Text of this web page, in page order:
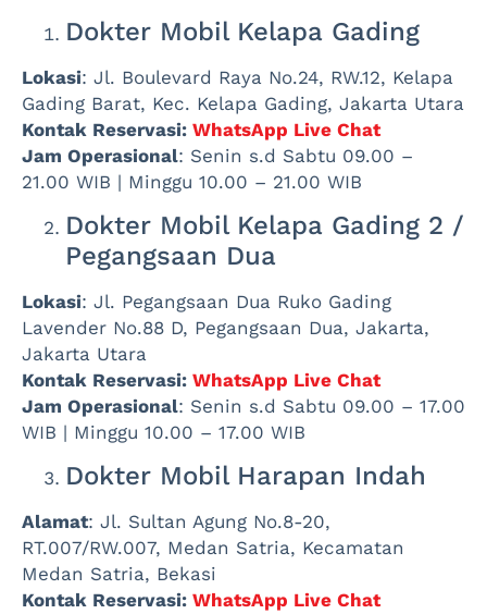
Dokter Mobil Kelapa Gading
Lokasi: Jl. Boulevard Raya No.24, RW.12, Kelapa
Gading Barat, Kec. Kelapa Gading, Jakarta Utara
Kontak Reservasi: WhatsApp Live Chat
Jam Operasional: Senin s.d Sabtu 09.00 –
21.00 WIB | Minggu 10.00 – 21.00 WIB
Dokter Mobil Kelapa Gading 2 /
Pegangsaan Dua
Lokasi: Jl. Pegangsaan Dua Ruko Gading
Lavender No.88 D, Pegangsaan Dua, Jakarta,
Jakarta Utara
Kontak Reservasi: WhatsApp Live Chat
Jam Operasional: Senin s.d Sabtu 09.00 – 17.00
WIB | Minggu 10.00 – 17.00 WIB
Dokter Mobil Harapan Indah
Alamat: Jl. Sultan Agung No.8-20,
RT.007/RW.007, Medan Satria, Kecamatan
Medan Satria, Bekasi
Kontak Reservasi: WhatsApp Live Chat